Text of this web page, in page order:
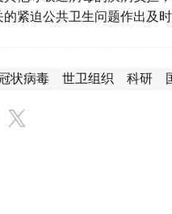
紧迫公共卫生问题作出及
状病毒 世卫组织 科研